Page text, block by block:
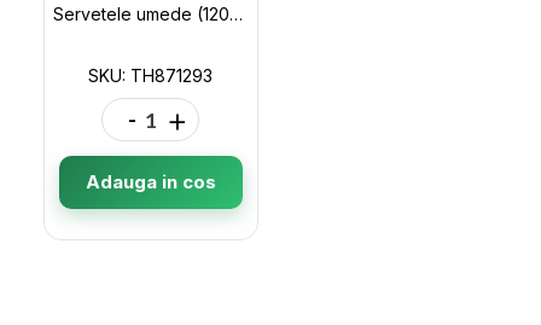
Servetele umede (120buc/capac) JUMBO Freshmaker TH871293
SKU: TH871293
- +
Adauga in cos